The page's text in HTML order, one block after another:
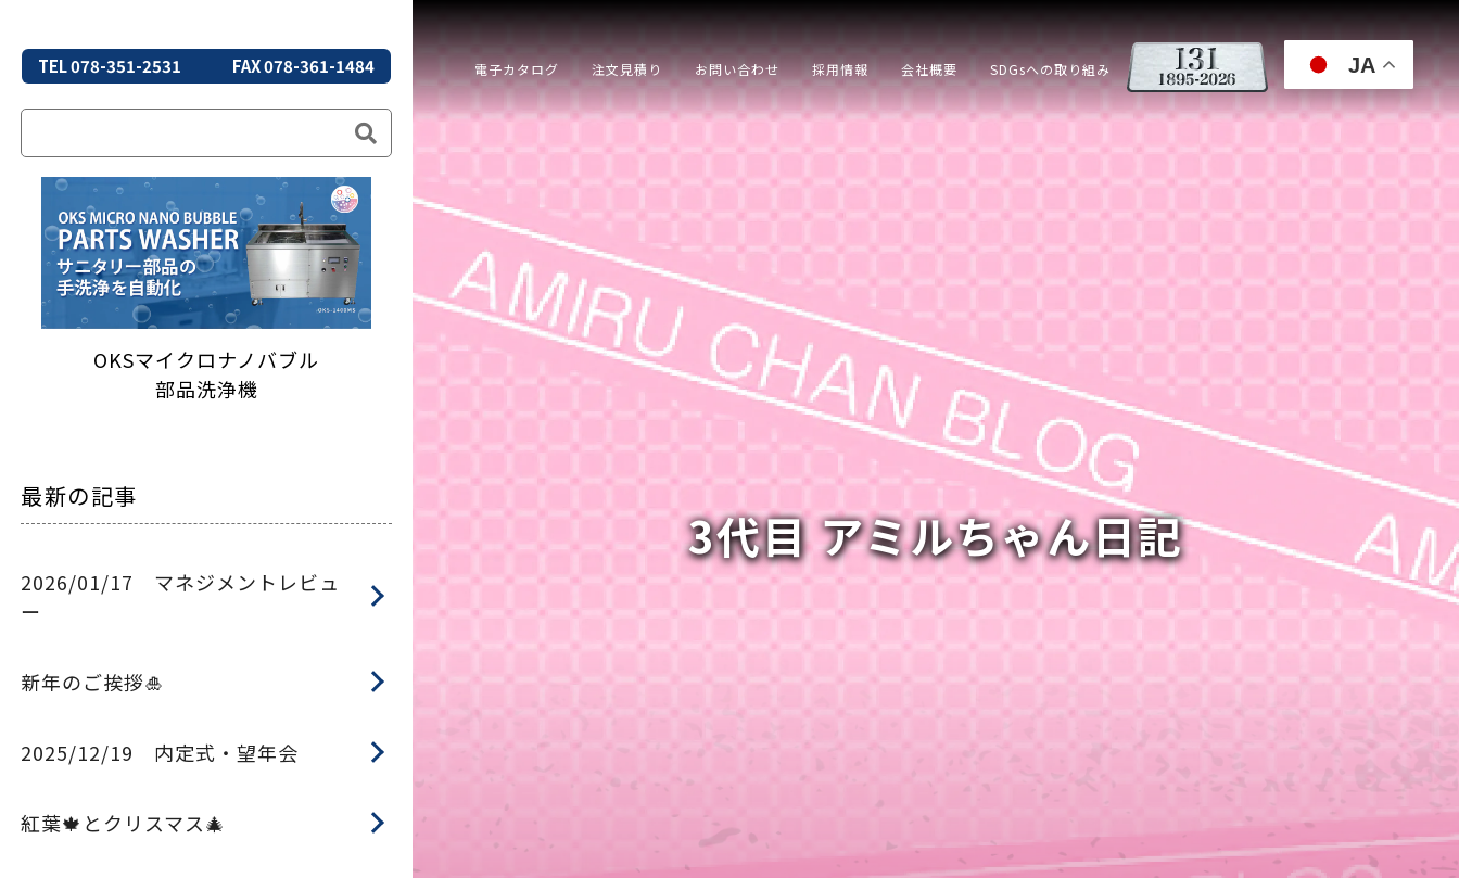
TEL 078-351-2531 FAX 078-361-1484
OKSマイクロナノバブル
部品洗浄機
最新の記事
2026/01/17 マネジメントレビュ
ー
新年のご挨拶🎍
2025/12/19 内定式・望年会
紅葉🍁とクリスマス🎄
3代目 アミルちゃん日記
電子カタログ 注文見積り お問い合わせ 採用情報 会社概要 SDGsへの取り組み JA